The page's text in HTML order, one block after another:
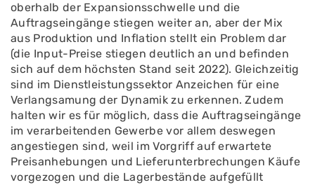
oberhalb der Expansionsschwelle und die
Auftragseingänge stiegen weiter an, aber der Mix
aus Produktion und Inflation stellt ein Problem dar
(die Input-Preise stiegen deutlich an und befinden
sich auf dem höchsten Stand seit 2022). Gleichzeitig
sind im Dienstleistungssektor Anzeichen für eine
Verlangsamung der Dynamik zu erkennen. Zudem
halten wir es für möglich, dass die Auftragseingänge
im verarbeitenden Gewerbe vor allem deswegen
angestiegen sind, weil im Vorgriff auf erwartete
Preisanhebungen und Lieferunterbrechungen Käufe
vorgezogen und die Lagerbestände aufgefüllt